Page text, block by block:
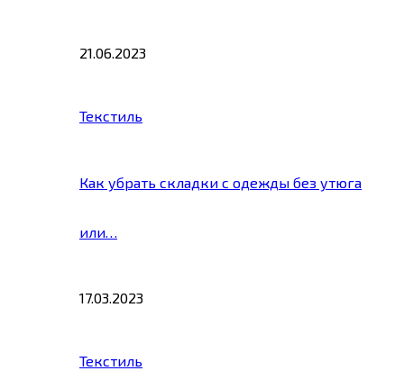
21.06.2023
Текстиль
Как убрать складки с одежды без утюга
или…
17.03.2023
Текстиль